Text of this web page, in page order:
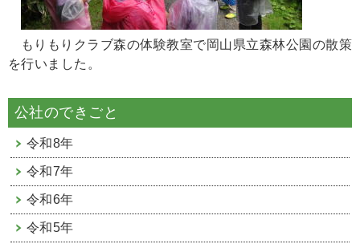
もりもりクラブ森の体験教室で岡山県立森林公園の散策
を行いました。
公社のできごと
令和8年
令和7年
令和6年
令和5年